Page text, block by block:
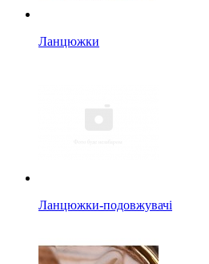
Ланцюжки
Ланцюжки-подовжувачі